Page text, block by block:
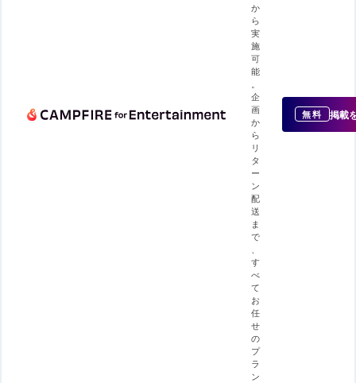
か
ら
実
施
可
能
企
画
か
ら
リ
タ
ー
ン
配
送
ま
で
す
べ
て
お
任
せ
の
プ
ラ
ン
無料 掲載